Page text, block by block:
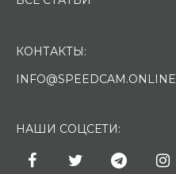
КОНТАКТЫ:
INFO@SPEEDCAM.ONLINE
НАШИ СОЦСЕТИ: